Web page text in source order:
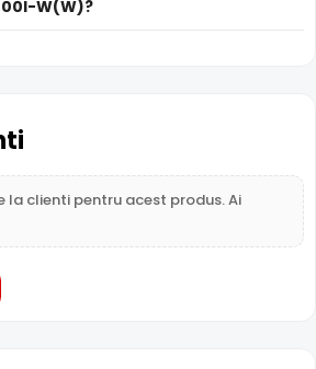
aflate pe un fundal foarte luminos
N2C400I-W(W) dispune de
inregistrarea audio in timp real.
cu imaginea video, utila pentru
si conversatiilor din zona
W(W)?
la clienti pentru acest produs. Ai